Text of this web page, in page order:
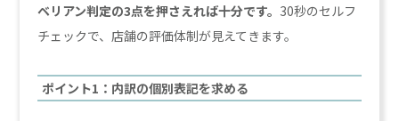
ベリアン判定の3点を押さえれば十分です。 30秒のセルフ
チェックで、店舗の評価体制が見えてきます。
ポイント1：内訳の個別表記を求める